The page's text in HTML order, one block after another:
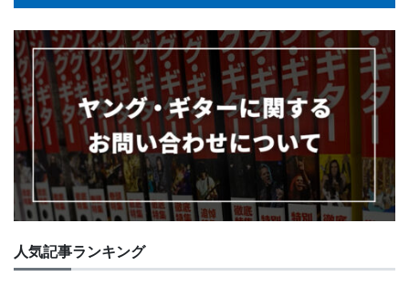
人気記事ランキング